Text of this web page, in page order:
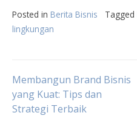
Posted in Berita Bisnis Tagged
lingkungan
Post
navigation
Membangun Brand Bisnis
yang Kuat: Tips dan
Strategi Terbaik